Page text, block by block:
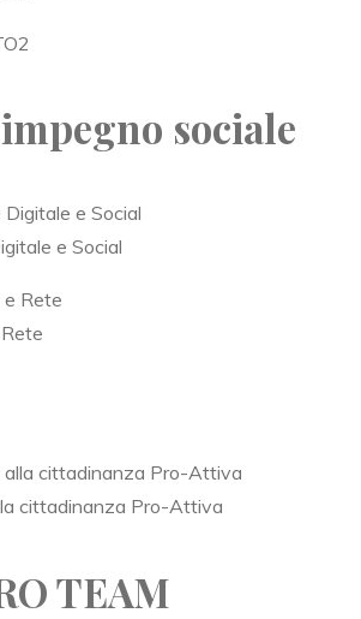
sociale
e Social
cittadinanza Pro-Attiva
TEAM